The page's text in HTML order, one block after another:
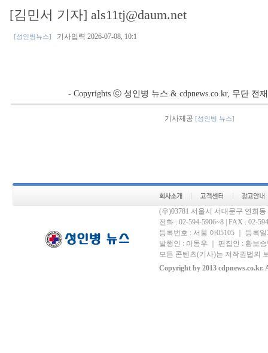
[김민서 기자] als11tj@daum.net
[성인병뉴스] 기사입력 2026-07-08, 10:1
- Copyrights ⓒ 성인병 뉴스 & cdpnews.co.kr, 무단 전
기사제공 [성인병 뉴스]
(우)03781 서울시 서대문구 연희
전화 : 02-594-5906~8 | FAX : 02-
등록번호 : 서울 아05105 ｜ 등록
발행인 : 이동우 ｜ 편집인 : 황보
모든 콘텐츠(기사)는 저작권법의
Copyright by 2013 cdpnews.co.kr.